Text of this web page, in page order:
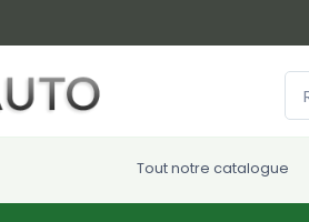
Tout notre catalogue